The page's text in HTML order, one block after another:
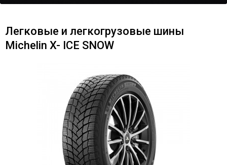
Легковые и легкогрузовые шины
Michelin X- ICE SNOW